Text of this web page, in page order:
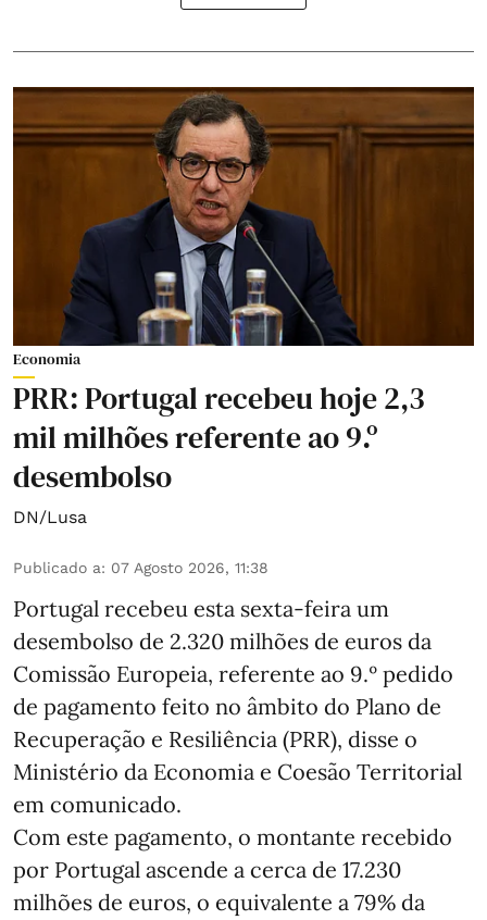
Economia
PRR: Portugal recebeu hoje 2,3
mil milhões referente ao 9.º
desembolso
DN/Lusa
Publicado a: 07 Agosto 2026, 11:38
Portugal recebeu esta sexta-feira um
desembolso de 2.320 milhões de euros da
Comissão Europeia, referente ao 9.º pedido
de pagamento feito no âmbito do Plano de
Recuperação e Resiliência (PRR), disse o
Ministério da Economia e Coesão Territorial
em comunicado.
Com este pagamento, o montante recebido
por Portugal ascende a cerca de 17.230
milhões de euros, o equivalente a 79% da